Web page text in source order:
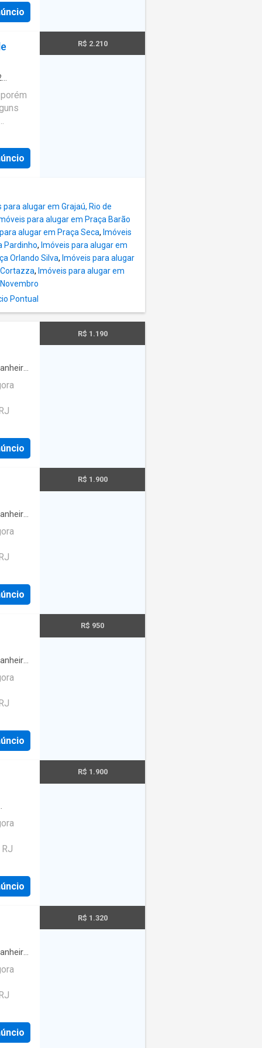
de
O
no
R$ 2.210
para alugar em Grajaú, Rio de
para alugar em Praça Barão
alugar em Praça Seca, Imóveis
Pardinho, Imóveis para alugar em
Orlando Silva, Imóveis para alugar
, Imóveis para alugar em
Pontual
R$ 1.190
R$ 1.900
R$ 950
R$ 1.900
R$ 1.320